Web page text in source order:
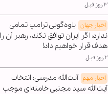
۳ روز قبل
اخبار جهان یاوه‌گویی ترامپ تمامی
ندارد؛ اگر ایران توافق نکند، رهبر آن را
هدف قرار خواهیم داد!
۲ روز قبل
اخبار مهم آیت‌الله مدرسی: انتخاب
آیت‌الله سید مجتبی خامنه‌ای موجب